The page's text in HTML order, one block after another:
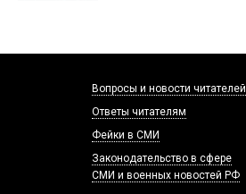
Вопросы и новости читателей
Ответы читателям
Фейки в СМИ
Законодательство в сфере
СМИ и военных новостей РФ